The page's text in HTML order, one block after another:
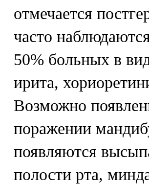
отмечается
часто
50% больных в
ирита,
Возможно
поражении
появляются
полости рта,